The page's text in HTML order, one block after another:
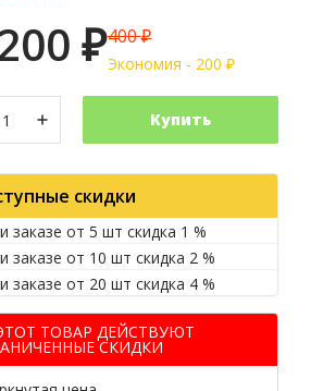
₽400₽
Экономия - 200 ₽
Купить
скидки
заказе от 5 шт скидка 1 %
заказе от 10 шт скидка 2 %
заказе от 20 шт скидка 4 %
ТОВАР ДЕЙСТВУЮТ
СКИДКИ